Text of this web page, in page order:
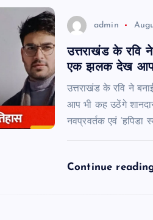
admin
उत्तराखंड के रवि ने
एक झलक देख आप
उत्तराखंड के रवि ने
आप भी कह उठेंगे
नवप्रवर्तक एवं ‘हपिडा
Continue